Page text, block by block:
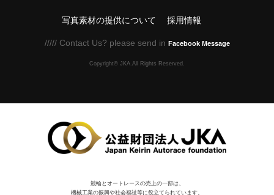
写真素材の提供について 採用情報
///// Contact Us? please send in Facebook Message
Copyright© JKA.All Rights Reserved.
競輪とオートレースの売上の一部は、
機械⼯業の振興や社会福祉等に役⽴てられています。